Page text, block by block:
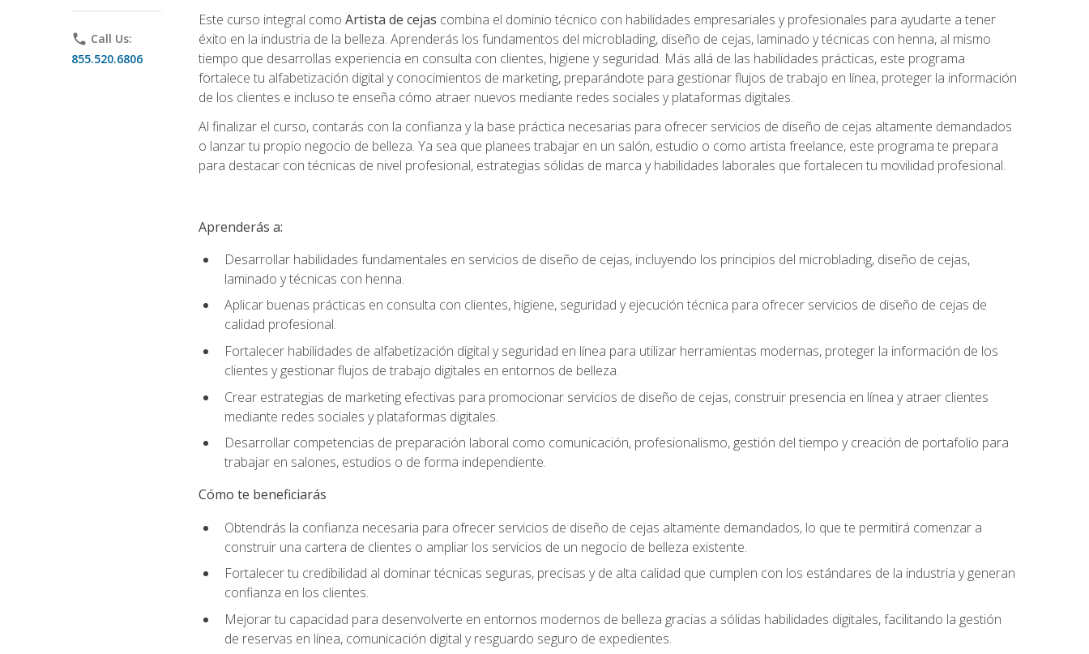
phone Call Us:
855.520.6806
Este curso integral como Artista de cejas combina el dominio técnico con habilidades empresariales y profesionales para ayudarte a tener
éxito en la industria de la belleza. Aprenderás los fundamentos del microblading, diseño de cejas, laminado y técnicas con henna, al mismo
tiempo que desarrollas experiencia en consulta con clientes, higiene y seguridad. Más allá de las habilidades prácticas, este programa
fortalece tu alfabetización digital y conocimientos de marketing, preparándote para gestionar flujos de trabajo en línea, proteger la información
de los clientes e incluso te enseña cómo atraer nuevos mediante redes sociales y plataformas digitales.
Al finalizar el curso, contarás con la confianza y la base práctica necesarias para ofrecer servicios de diseño de cejas altamente demandados
o lanzar tu propio negocio de belleza. Ya sea que planees trabajar en un salón, estudio o como artista freelance, este programa te prepara
para destacar con técnicas de nivel profesional, estrategias sólidas de marca y habilidades laborales que fortalecen tu movilidad profesional.
Aprenderás a:
Desarrollar habilidades fundamentales en servicios de diseño de cejas, incluyendo los principios del microblading, diseño de cejas,
laminado y técnicas con henna.
Aplicar buenas prácticas en consulta con clientes, higiene, seguridad y ejecución técnica para ofrecer servicios de diseño de cejas de
calidad profesional.
Fortalecer habilidades de alfabetización digital y seguridad en línea para utilizar herramientas modernas, proteger la información de los
clientes y gestionar flujos de trabajo digitales en entornos de belleza.
Crear estrategias de marketing efectivas para promocionar servicios de diseño de cejas, construir presencia en línea y atraer clientes
mediante redes sociales y plataformas digitales.
Desarrollar competencias de preparación laboral como comunicación, profesionalismo, gestión del tiempo y creación de portafolio para
trabajar en salones, estudios o de forma independiente.
Cómo te beneficiarás
Obtendrás la confianza necesaria para ofrecer servicios de diseño de cejas altamente demandados, lo que te permitirá comenzar a
construir una cartera de clientes o ampliar los servicios de un negocio de belleza existente.
Fortalecer tu credibilidad al dominar técnicas seguras, precisas y de alta calidad que cumplen con los estándares de la industria y generan
confianza en los clientes.
Mejorar tu capacidad para desenvolverte en entornos modernos de belleza gracias a sólidas habilidades digitales, facilitando la gestión
de reservas en línea, comunicación digital y resguardo seguro de expedientes.